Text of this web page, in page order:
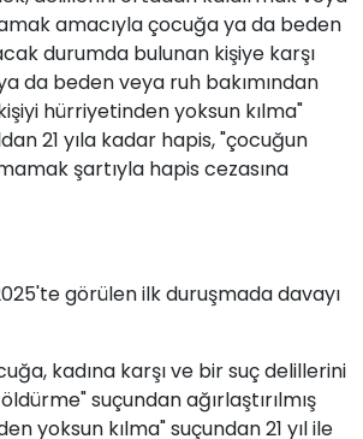
amacıyla çocuğa ya da beden
durumda bulunan kişiye karşı
da beden veya ruh bakımından
hürriyetinden yoksun kılma"
21 yıla kadar hapis, "çocuğun
şartıyla hapis cezasına
görülen ilk duruşmada davayı
kadına karşı ve bir suç delillerini
suçundan ağırlaştırılmış
yoksun kılma" suçundan 21 yıl ile